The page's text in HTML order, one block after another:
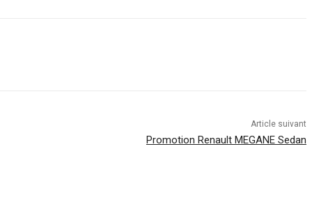
Article suivant
Promotion Renault MEGANE Sedan